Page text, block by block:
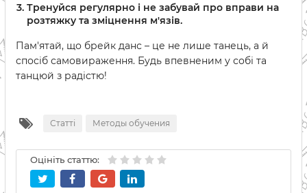
Тренуйся регулярно і не забувай про вправи на
розтяжку та зміцнення м'язів.
Пам'ятай, що брейк данс – це не лише танець, а й
спосіб самовираження. Будь впевненим у собі та
танцюй з радістю!
Статті Методы обучения
Оцініть статтю: